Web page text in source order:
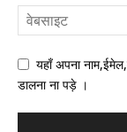
यहाँ अपना
डालना ना पड़े ।